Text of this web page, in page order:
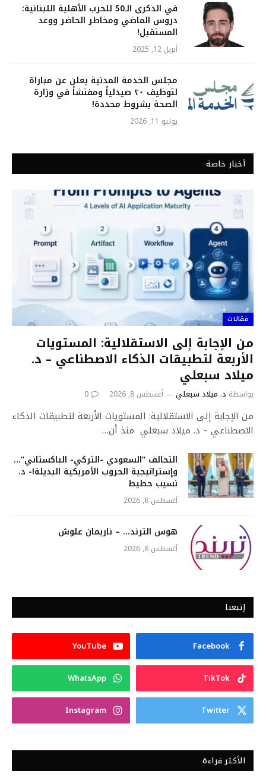
في الذكرى الـ50 للحرب الأهلية اللبنانية:
دروس الماضي ومخاطر الحاضر ووعد
المستقبل!
أبريل 12, 2025
مجلس الخدمة المدنية يعلن عن مباراة
لتوظيف ٢٠ صيدلياً ومفتشاً في وزارة
الصحة بشروط محددة!
يوليو 11, 2026
أخبار خاصة
مقالات
من الإجابة إلى الاستقلالية: المستويات
الأربعة لتطبيقات الذكاء الاصطناعي – د.
ميلاد سبعلي
بواسطة د. ميلاد سبعلي أغسطس 8, 2026 0
من الإجابة إلى الاستقلالية: المستويات الأربعة لتطبيقات الذكاء
الاصطناعي – د. ميلاد سبعلي منذ أن…
التحالف “السعودي -التركي- الباكستاني”…
وإستراتيجية الحروب الأمريكية البديلة!- د.
نسيب حطيط
أغسطس 8, 2026
هوس الترند… – ناريمان علوش
أغسطس 8, 2026
إتبعنا
Facebook
YouTube
TikTok
WhatsApp
Twitter
Instagram
الأكثر قراءة